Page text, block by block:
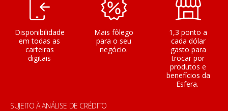
Disponibilidade
em todas as
carteiras
digitais
Mais fôlego
para o seu
negócio.
1,3 ponto a
cada dólar
gasto para
trocar por
produtos e
benefícios da
Esfera.
SUJEITO À ANÁLISE DE CRÉDITO